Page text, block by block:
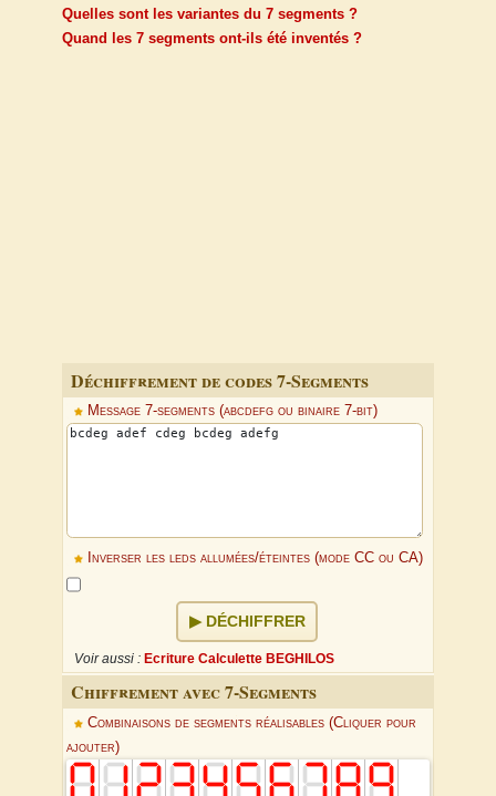
Quelles sont les variantes du 7 segments ?
Quand les 7 segments ont-ils été inventés ?
Déchiffrement de codes 7-Segments
Message 7-segments (abcdefg ou binaire 7-bit)
Inverser les leds allumées/éteintes (mode CC ou CA)
DÉCHIFFRER
Voir aussi : Ecriture Calculette BEGHILOS
Chiffrement avec 7-Segments
Combinaisons de segments réalisables (Cliquer pour
ajouter)